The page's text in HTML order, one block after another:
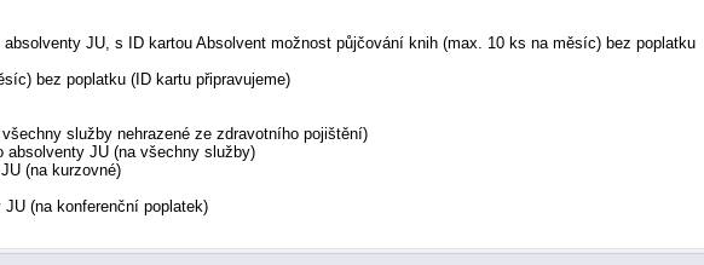
JU, s ID kartou Absolvent možnost půjčování knih (max. 10 ks na měsíc) bez poplatku
bez poplatku (ID kartu připravujeme)
služby nehrazené ze zdravotního pojištění)
absolventy JU (na všechny služby)
(na kurzovné)
(na konferenční poplatek)